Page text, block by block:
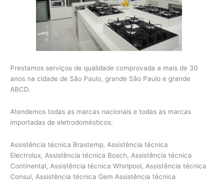
Prestamos serviços de qualidade comprovada a mais de 30
anos na cidade de São Paulo, grande São Paulo e grande
ABCD.
Atendemos todas as marcas nacionais e todas as marcas
importadas de eletrodomésticos:
Assistência técnica Brastemp, Assistência técnica
Electrolux, Assistência técnica Bosch, Assistência técnica
Continental, Assistência técnica Whirlpool, Assistência técnica
Consul, Assistência técnica Gem Assistência técnica